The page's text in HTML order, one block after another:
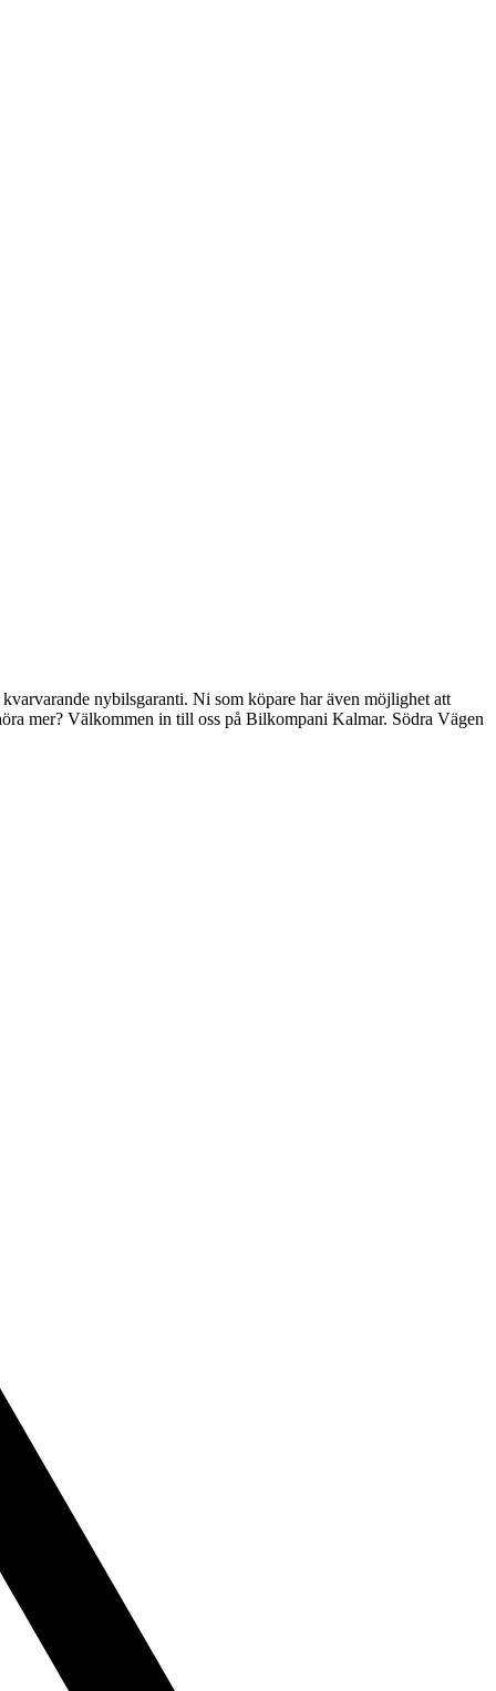
nybilsgaranti. Ni som köpare har även möjlighet att
mer? Välkommen in till oss på Bilkompani Kalmar. Södra Vägen